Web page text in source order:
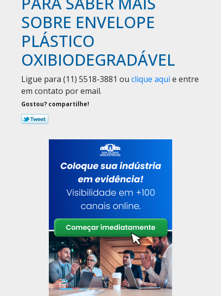
SOBRE ENVELOPE
PLÁSTICO
OXIBIODEGRADÁVEL
Ligue para (11) 5518-3881 ou clique aqui e entre
em contato por email.
Gostou? compartilhe!